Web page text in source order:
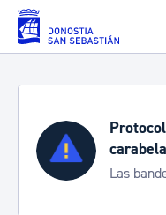
Saltar al contenido
Las